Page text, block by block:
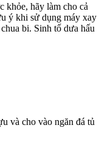
khỏe, hãy làm cho cả
ý khi sử dụng máy xay
bi. Sinh tố dưa hấu
và cho vào ngăn đá tủ